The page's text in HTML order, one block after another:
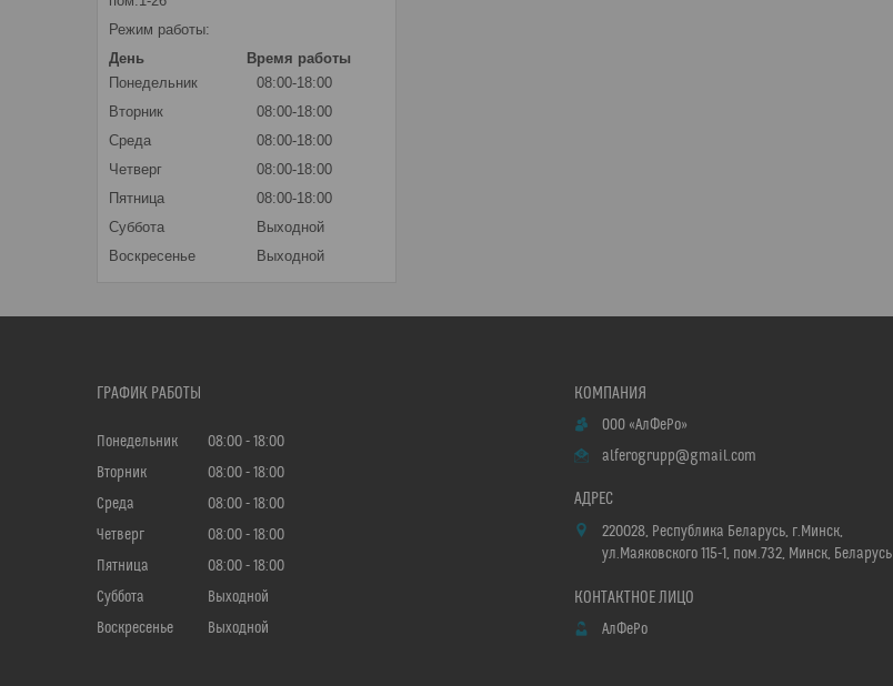
Режим работы:
День
Время работы
Понедельник
08:00-18:00
Вторник
08:00-18:00
Среда
08:00-18:00
Четверг
08:00-18:00
Пятница
08:00-18:00
Суббота
Выходной
Воскресенье
Выходной
ГРАФИК РАБОТЫ
Понедельник 08:00
18:00
Вторник
08:00
18:00
Среда
08:00
18:00
Четверг
08:00
18:00
Пятница
08:00
18:00
Суббота
Выходной
Воскресенье
Выходной
ООО «АлФеРо»
alferogrupp@gmail.com
220028, Республика Беларусь, г.Минск,
ул.Маяковского 115-1, пом.732, Минск, Беларусь
АлФеРо